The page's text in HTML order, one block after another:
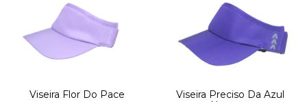
Viseira Flor Do Pace
Viseira Preciso Da Azul